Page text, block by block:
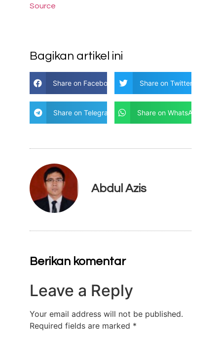
Source
Bagikan artikel ini
Share on Facebook Share on Twitter
Share on Telegram Share on WhatsApp
Abdul Azis
Berikan komentar
Leave a Reply
Your email address will not be published.
Required fields are marked *